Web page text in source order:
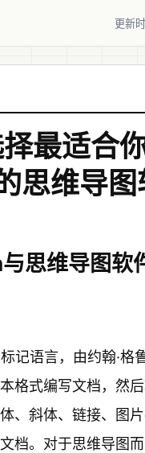
更新
最适合
思维导图
思维导图软
记语言，由约翰·格
格式编写文档，然
、斜体、链接、图
档。对于思维导图